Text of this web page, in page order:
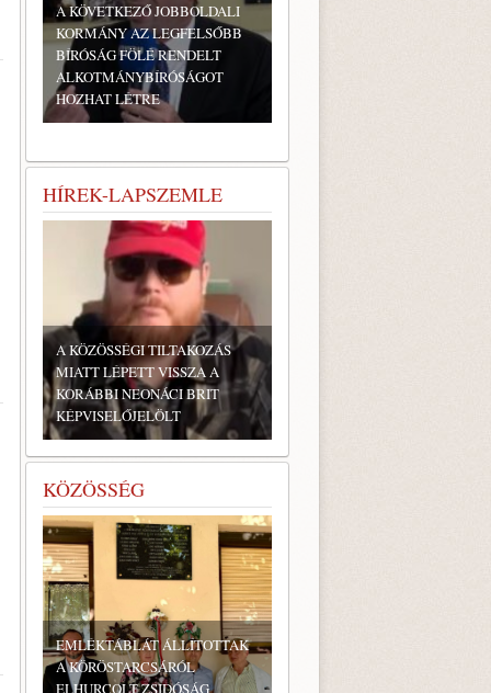
A KÖVETKEZŐ JOBBOLDALI
KORMÁNY AZ LEGFELSŐBB
BÍRÓSÁG FÖLÉ RENDELT
ALKOTMÁNYBÍRÓSÁGOT
HOZHAT LÉTRE
HÍREK-LAPSZEMLE
A KÖZÖSSÉGI TILTAKOZÁS
MIATT LÉPETT VISSZA A
KORÁBBI NEONÁCI BRIT
KÉPVISELŐJELÖLT
KÖZÖSSÉG
EMLÉKTÁBLÁT ÁLLÍTOTTAK
A KÖRÖSTARCSÁRÓL
ELHURCOLT ZSIDÓSÁG